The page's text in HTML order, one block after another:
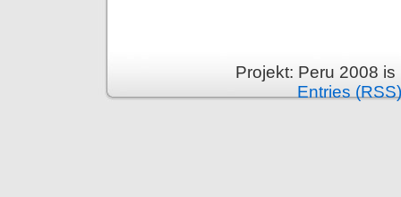
Projekt: Peru 2008
Entries (RSS)